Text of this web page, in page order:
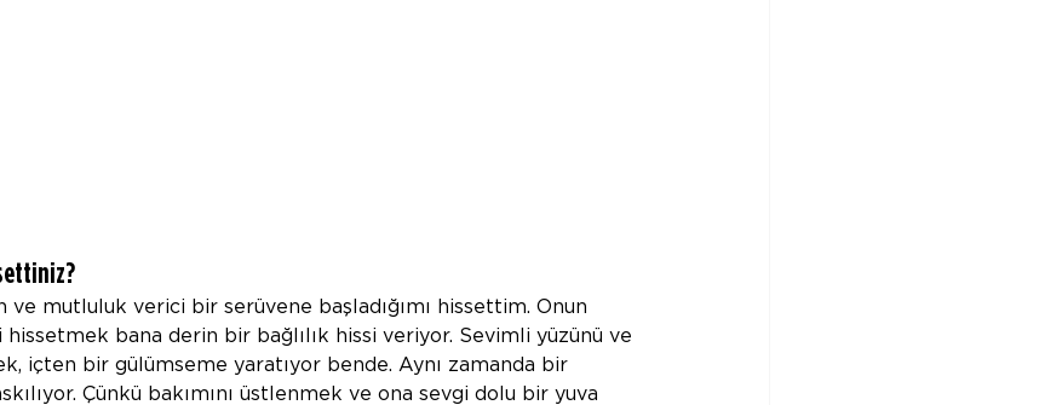
ve mutluluk verici bir serüvene başladığımı hissettim. Onun
bana derin bir bağlılık hissi veriyor. Sevimli yüzünü ve
içten bir gülümseme yaratıyor bende. Aynı zamanda bir
Çünkü bakımını üstlenmek ve ona sevgi dolu bir yuva